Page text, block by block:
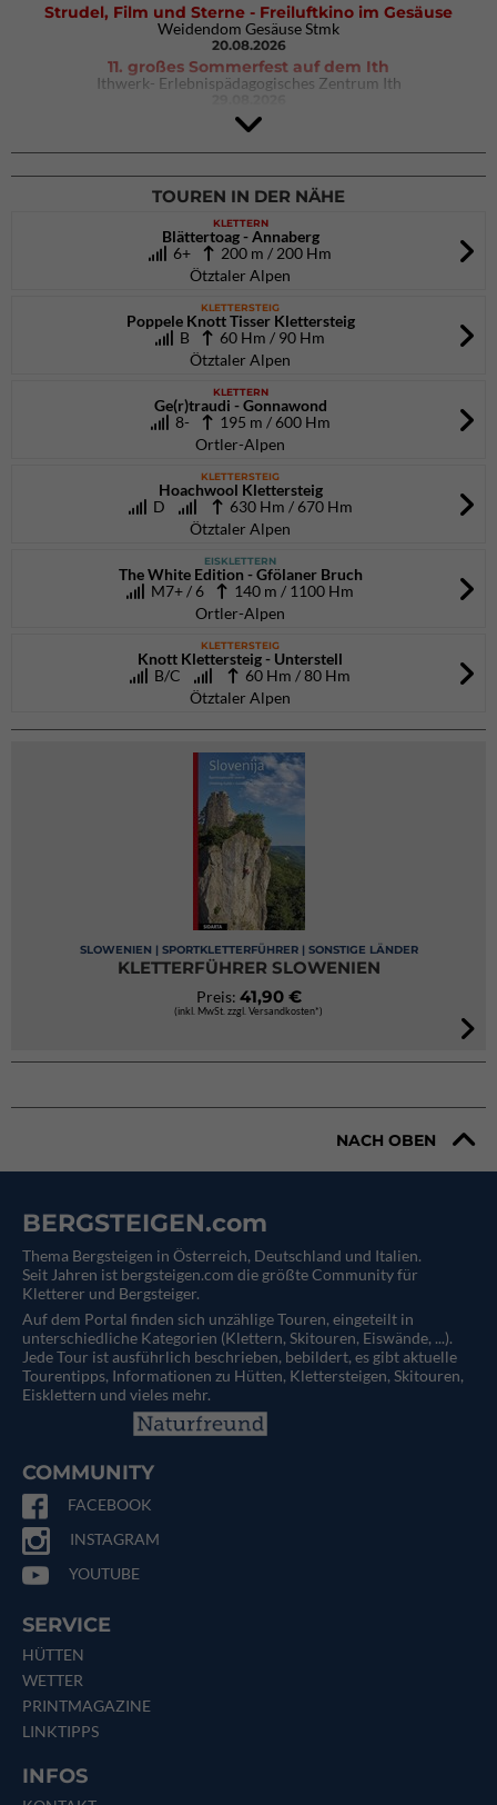
Strudel, Film und Sterne - Freiluftkino im Gesäuse
Weidendom Gesäuse Stmk
20.08.2026
11. großes Sommerfest auf dem Ith
Ithwerk- Erlebnispädagogisches Zentrum Ith
4Blocs KIDS 2026
DAV Kletter- & Boulderzentrum München Süd (Thalkirchen)
26.09.2026
TOUREN IN DER NÄHE
KLETTERN
Blättertoag - Annaberg
6+
200 m / 200 Hm
Ötztaler Alpen
KLETTERSTEIG
Poppele Knott Tisser Klettersteig
B
60 Hm / 90 Hm
Ötztaler Alpen
KLETTERN
Ge(r)traudi - Gonnawond
8- 195 m / 600 Hm
Ortler-Alpen
KLETTERSTEIG
Hoachwool Klettersteig
D
630 Hm / 670 Hm
Ötztaler Alpen
EISKLETTERN
The White Edition - Gfölaner Bruch
M7+ / 6
140 m / 1100 Hm
Ortler-Alpen
KLETTERSTEIG
Knott Klettersteig - Unterstell
B/C
60 Hm / 80 Hm
Ötztaler Alpen
SLOWENIEN | SPORTKLETTERFÜHRER | SONSTIGE LÄNDER
KLETTERFÜHRER SLOWENIEN
Preis: 41,90 €
(inkl. MwSt. zzgl. Versandkosten*)
NACH OBEN
BERGSTEIGEN.com
Thema Bergsteigen in Österreich, Deutschland und Italien.
Seit Jahren ist bergsteigen.com die größte Community für
Kletterer und Bergsteiger.
Auf dem Portal finden sich unzählige Touren, eingeteilt in
unterschiedliche Kategorien (Klettern, Skitouren, Eiswände, ...).
Jede Tour ist ausführlich beschrieben, bebildert, es gibt aktuelle
Tourentipps, Informationen zu Hütten, Klettersteigen, Skitouren,
Eisklettern und vieles mehr.
COMMUNITY
FACEBOOK
INSTAGRAM
YOUTUBE
SERVICE
HÜTTEN
WETTER
PRINTMAGAZINE
LINKTIPPS
INFOS